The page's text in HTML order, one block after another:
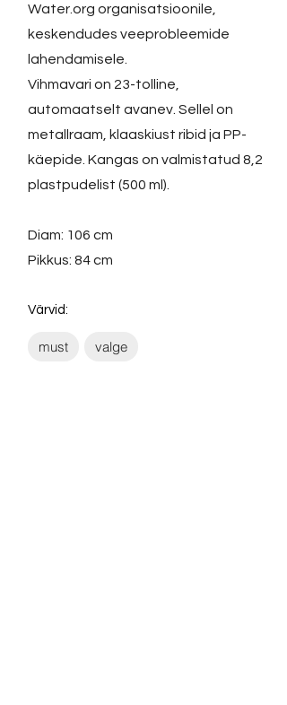
Water.org organisatsioonile,
keskendudes veeprobleemide
lahendamisele.
Vihmavari on 23-tolline,
automaatselt avanev. Sellel on
metallraam, klaaskiust ribid ja PP-
käepide. Kangas on valmistatud 8,2
plastpudelist (500 ml).
Diam: 106 cm
Pikkus: 84 cm
Värvid:
must valge